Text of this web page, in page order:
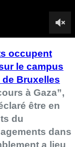
a lieu
de l’ULB
pour discuter
et Frédéric De
ont été choqués
et la prise
les populations du